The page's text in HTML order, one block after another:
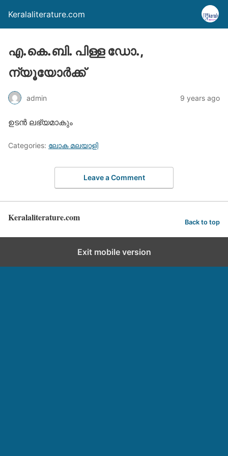
Keralaliterature.com
എ.കെ.ബി. പിള്ള ഡോ.,
ന്യൂയോര്‍ക്ക്‌
admin 9 years ago
ഉടന്‍ ലഭ്യമാകും
Categories: ലോക മലയാളി
Leave a Comment
Keralaliterature.com Back to top
Exit mobile version